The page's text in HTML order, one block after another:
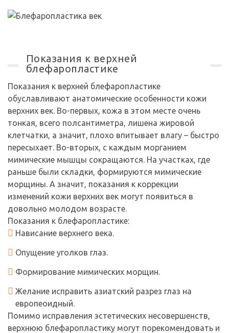
Показания к верхней
блефаропластике
Показания к верхней блефаропластике
обуславливают анатомические особенности кожи
верхних век. Во-первых, кожа в этом месте очень
тонкая, всего полсантиметра, лишена жировой
клетчатки, а значит, плохо впитывает влагу – быстро
пересыхает. Во-вторых, с каждым морганием
мимические мышцы сокращаются. На участках, где
раньше были складки, формируются мимические
морщины. А значит, показания к коррекции
изменений кожи верхних век могут появиться в
довольно молодом возрасте.
Показания к блефаропластике:
Нависание верхнего века.
Опущение уголков глаз.
Формирование мимических морщин.
Желание исправить азиатский разрез глаз на
европеоидный.
Помимо исправления эстетических несовершенств,
верхнюю блефаропластику могут порекомендовать и